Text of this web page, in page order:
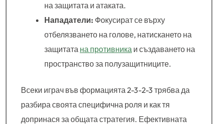
на защитата и атаката.
Нападатели: Фокусират се върху
отбелязването на голове, натискането на
защитата на противника и създаването на
пространство за полузащитниците.
Всеки играч във формацията 2-3-2-3 трябва да
разбира своята специфична роля и как тя
допринася за общата стратегия. Ефективната